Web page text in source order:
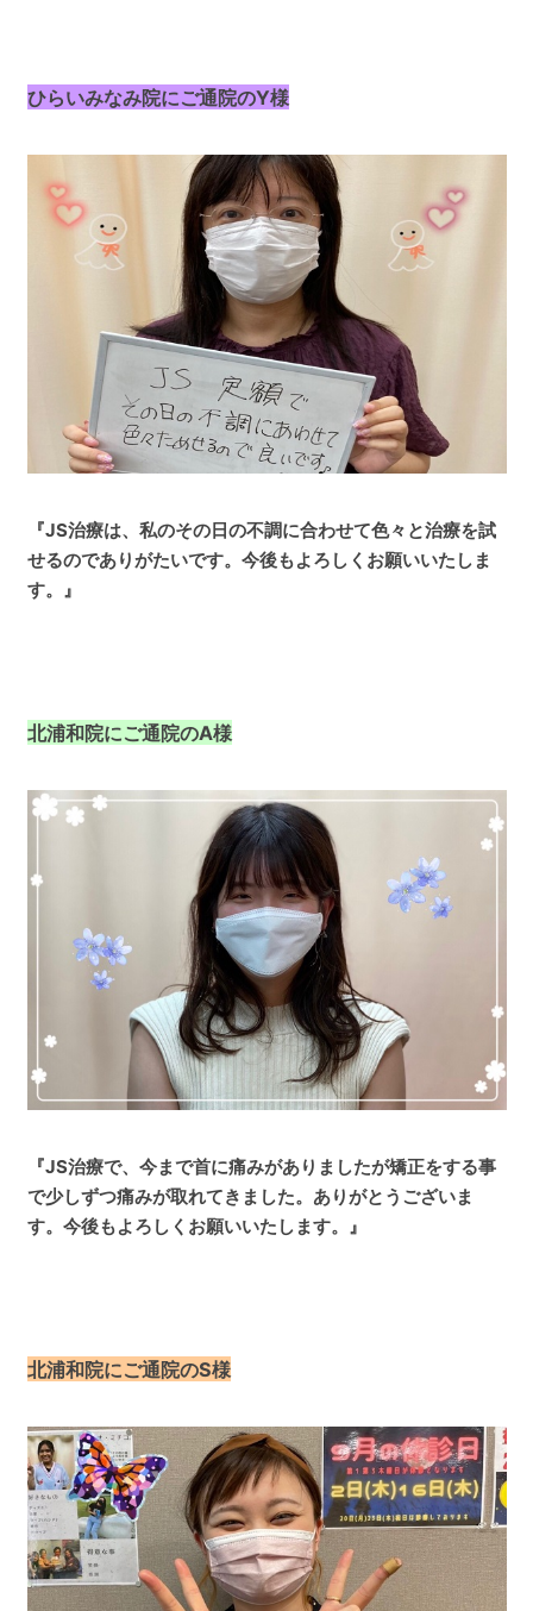
ひらいみなみ院にご通院のY様
『JS治療は、私のその日の不調に合わせて色々と治療を試
せるのでありがたいです。今後もよろしくお願いいたしま
す。』
北浦和院にご通院のA様
『JS治療で、今まで首に痛みがありましたが矯正をする事
で少しずつ痛みが取れてきました。ありがとうございま
す。今後もよろしくお願いいたします。』
北浦和院にご通院のS様